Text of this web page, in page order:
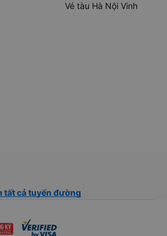
Vé tàu Hà Nội Vinh
tất cả tuyến đường